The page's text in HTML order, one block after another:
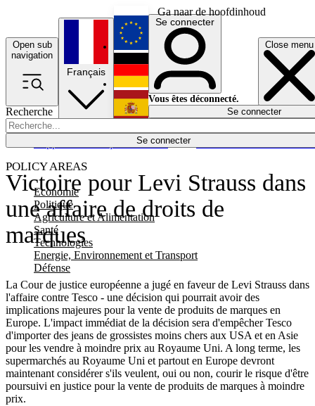
Ga naar de hoofdinhoud
Open sub
navigation
Close menu
Recherche
Se connecter
POLICY AREAS
Economie
Politique
Agriculture et Alimentation
Santé
Technologies
Energie, Environnement et Transport
Défense
Économie
Français
English
Deutsch
Español
Se connecter
Vous êtes déconnecté.
Se connecter
Victoire pour Levi Strauss dans
une affaire de droits de
marques
La Cour de justice européenne a jugé en faveur de Levi Strauss dans
l'affaire contre Tesco - une décision qui pourrait avoir des
implications majeures pour la vente de produits de marques en
Europe. L'impact immédiat de la décision sera d'empêcher Tesco
d'importer des jeans de grossistes moins chers aux USA et en Asie
pour les vendre à moindre prix au Royaume Uni. A long terme, les
supermarchés au Royaume Uni et partout en Europe devront
maintenant considérer s'ils veulent, oui ou non, courir le risque d'être
poursuivi en justice pour la vente de produits de marques à moindre
prix.